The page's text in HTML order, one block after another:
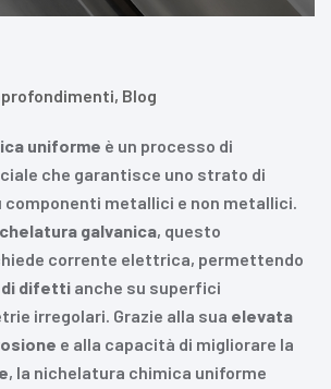
, Blog
uniforme è un processo di
che garantisce uno strato di
componenti metallici e non metallici.
galvanica, questo
corrente elettrica, permettendo
di difetti anche su superfici
irregolari. Grazie alla sua elevata
e alla capacità di migliorare la
, la nichelatura chimica uniforme